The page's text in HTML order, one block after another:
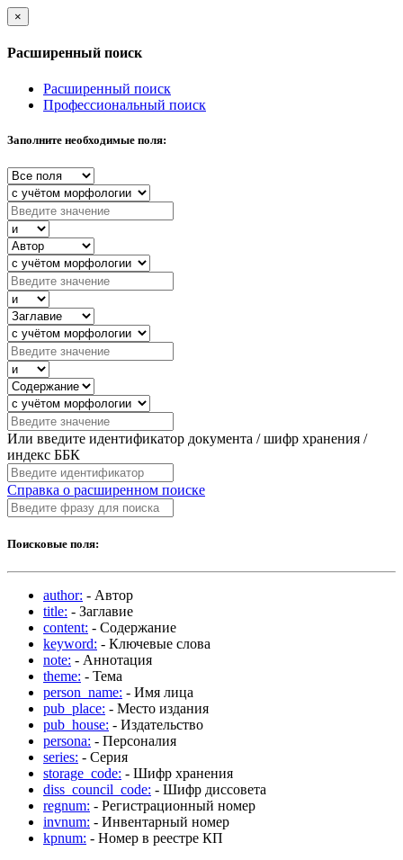
×
Расширенный поиск
Расширенный поиск
Профессиональный поиск
Заполните необходимые поля:
Или введите идентификатор документа / шифр хранения /
индекс ББК
Справка о расширенном поиске
Поисковые поля:
author: - Автор
title: - Заглавие
content: - Содержание
keyword: - Ключевые слова
note: - Аннотация
theme: - Тема
person_name: - Имя лица
pub_place: - Место издания
pub_house: - Издательство
persona: - Персоналия
series: - Серия
storage_code: - Шифр хранения
diss_council_code: - Шифр диссовета
regnum: - Регистрационный номер
invnum: - Инвентарный номер
kpnum: - Номер в реестре КП